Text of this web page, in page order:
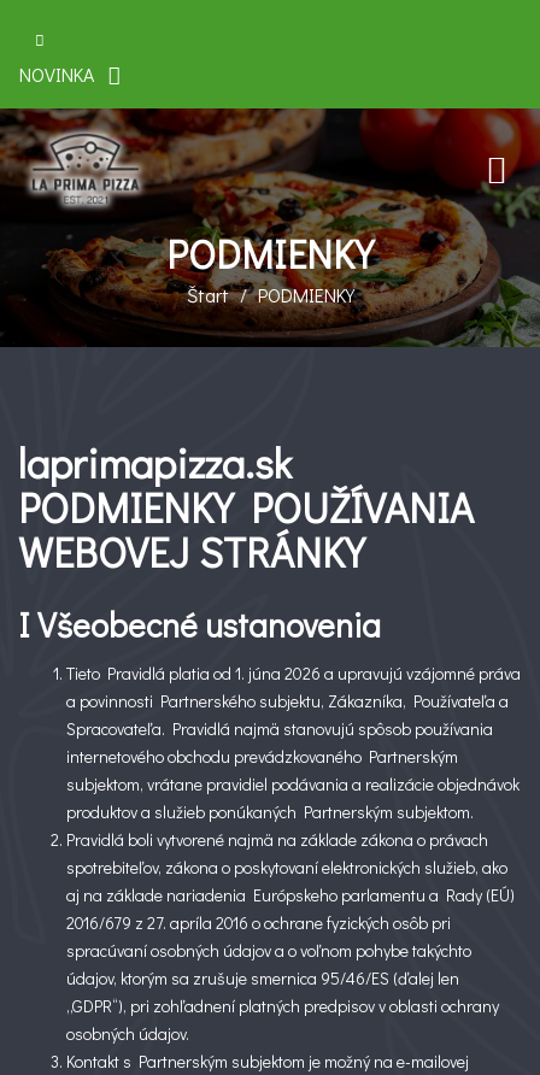
NOVINKA
PODMIENKY
Štart PODMIENKY
laprimapizza.sk
PODMIENKY POUŽÍVANIA
WEBOVEJ STRÁNKY
I Všeobecné ustanovenia
Tieto Pravidlá platia od 1. júna 2026 a upravujú vzájomné práva
a povinnosti Partnerského subjektu, Zákazníka, Používateľa a
Spracovateľa. Pravidlá najmä stanovujú spôsob používania
internetového obchodu prevádzkovaného Partnerským
subjektom, vrátane pravidiel podávania a realizácie objednávok
produktov a služieb ponúkaných Partnerským subjektom.
Pravidlá boli vytvorené najmä na základe zákona o právach
spotrebiteľov, zákona o poskytovaní elektronických služieb, ako
aj na základe nariadenia Európskeho parlamentu a Rady (EÚ)
2016/679 z 27. apríla 2016 o ochrane fyzických osôb pri
spracúvaní osobných údajov a o voľnom pohybe takýchto
údajov, ktorým sa zrušuje smernica 95/46/ES (ďalej len
„GDPR“), pri zohľadnení platných predpisov v oblasti ochrany
osobných údajov.
Kontakt s Partnerským subjektom je možný na e-mailovej